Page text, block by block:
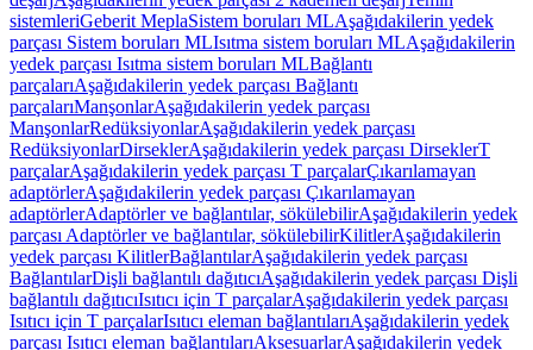
sistemleriGeberit MeplaSistem boruları MLAşağıdakilerin yedek
parçası Sistem boruları MLIsıtma sistem boruları MLAşağıdakilerin
yedek parçası Isıtma sistem boruları MLBağlantı
parçalarıAşağıdakilerin yedek parçası Bağlantı
parçalarıManşonlarAşağıdakilerin yedek parçası
ManşonlarRedüksiyonlarAşağıdakilerin yedek parçası
RedüksiyonlarDirseklerAşağıdakilerin yedek parçası DirseklerT
parçalarAşağıdakilerin yedek parçası T parçalarÇıkarılamayan
adaptörlerAşağıdakilerin yedek parçası Çıkarılamayan
adaptörlerAdaptörler ve bağlantılar, sökülebilirAşağıdakilerin yedek
parçası Adaptörler ve bağlantılar, sökülebilirKilitlerAşağıdakilerin
yedek parçası KilitlerBağlantılarAşağıdakilerin yedek parçası
BağlantılarDişli bağlantılı dağıtıcıAşağıdakilerin yedek parçası Dişli
bağlantılı dağıtıcıIsıtıcı için T parçalarAşağıdakilerin yedek parçası
Isıtıcı için T parçalarIsıtıcı eleman bağlantılarıAşağıdakilerin yedek
parçası Isıtıcı eleman bağlantılarıAksesuarlarAşağıdakilerin yedek